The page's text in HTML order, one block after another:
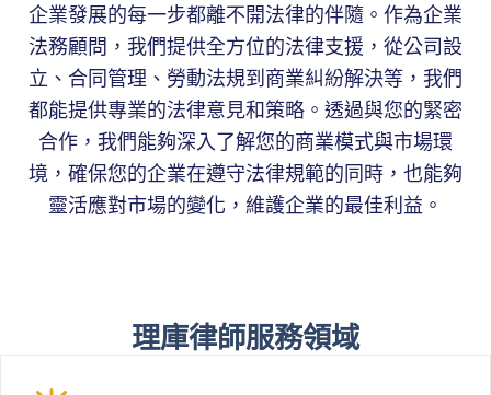
企業發展的每一步都離不開法律的伴隨。作為企業
法務顧問，我們提供全方位的法律支援，從公司設
立、合同管理、勞動法規到商業糾紛解決等，我們
都能提供專業的法律意見和策略。透過與您的緊密
合作，我們能夠深入了解您的商業模式與市場環
境，確保您的企業在遵守法律規範的同時，也能夠
靈活應對市場的變化，維護企業的最佳利益。
理庫律師服務領域